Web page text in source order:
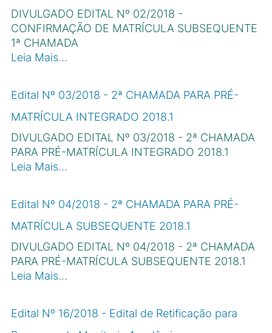
DIVULGADO EDITAL Nº 02/2018 -
CONFIRMAÇÃO DE MATRÍCULA SUBSEQUENTE
1ª CHAMADA
Leia Mais…
Edital Nº 03/2018 - 2ª CHAMADA PARA PRÉ-
MATRÍCULA INTEGRADO 2018.1
DIVULGADO EDITAL Nº 03/2018 - 2ª CHAMADA
PARA PRÉ-MATRÍCULA INTEGRADO 2018.1
Leia Mais…
Edital Nº 04/2018 - 2ª CHAMADA PARA PRÉ-
MATRÍCULA SUBSEQUENTE 2018.1
DIVULGADO EDITAL Nº 04/2018 - 2ª CHAMADA
PARA PRÉ-MATRÍCULA SUBSEQUENTE 2018.1
Leia Mais…
Edital Nº 16/2018 - Edital de Retificação para